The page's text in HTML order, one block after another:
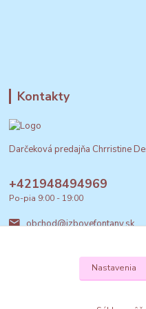
Kontakty
Darčeková predajňa Chrristine
+421948494969
Po-pia 9:00 - 19:00
obchod@izbovefontany.sk
Nastavenia